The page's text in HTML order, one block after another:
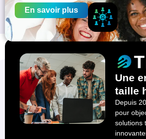
En savoir plus
Une
taille
Depuis
pour
solutions